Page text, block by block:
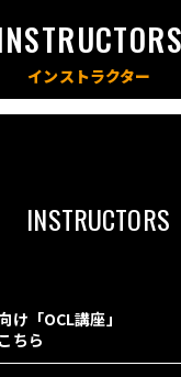
INSTRUCTORS
け「OCL講座」
ちら